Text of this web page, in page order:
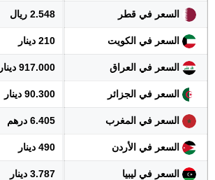
السعر في قطر 2.548 ريال
السعر في الكويت 210 دينار
السعر في العراق 917.000 دينار
السعر في الجزائر 90.300 دينار
السعر في المغرب 6.405 درهم
السعر في الأردن 490 دينار
السعر في ليبيا 3.787 دينار